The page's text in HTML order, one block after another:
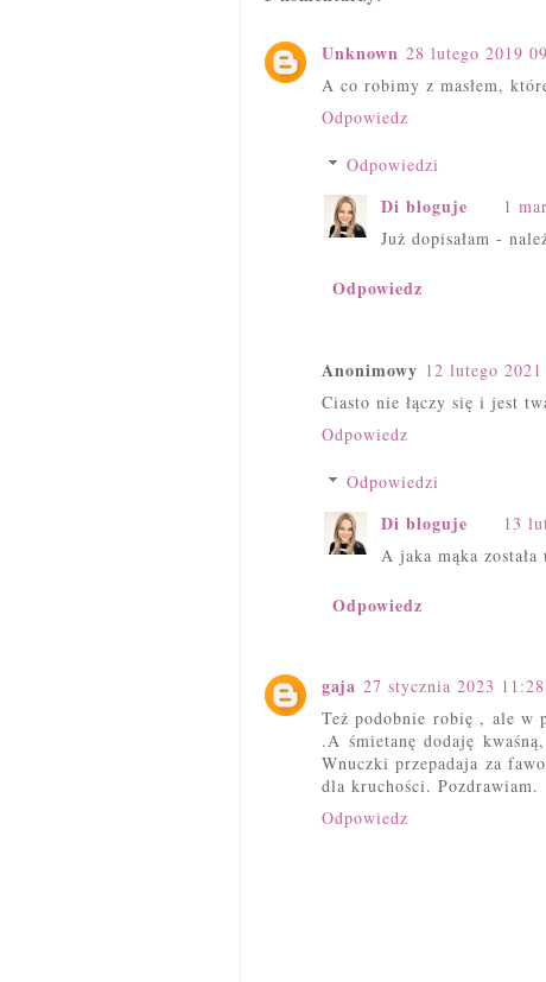
Unknown 28 lutego 2019
A co robimy z masłem,
Odpowiedz
Odpowiedzi
Di bloguje
1
Już dopisałam -
Odpowiedz
Anonimowy 12 lutego
Ciasto nie łączy się i jest
Odpowiedz
Odpowiedzi
Di bloguje
13
A jaka mąka
Odpowiedz
gaja 27 stycznia 2023 11:28
Też podobnie robię , ale w
.A śmietanę dodaję
Wnuczki przepadaja za
dla kruchości. Pozdrawiam.
Odpowiedz